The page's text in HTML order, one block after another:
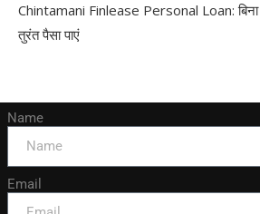
Chintamani Finlease Personal Loan: बिना
तुरंत पैसा पाएं
Name
Email